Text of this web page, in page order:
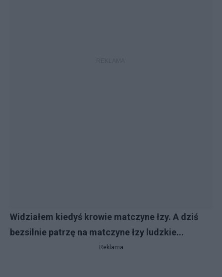
Widziałem kiedyś krowie matczyne łzy. A dziś
bezsilnie patrzę na matczyne łzy ludzkie...
Reklama